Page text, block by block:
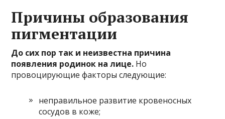
Причины образования
пигментации
До сих пор так и неизвестна причина
появления родинок на лице. Но
провоцирующие факторы следующие:
неправильное развитие кровеносных
сосудов в коже;